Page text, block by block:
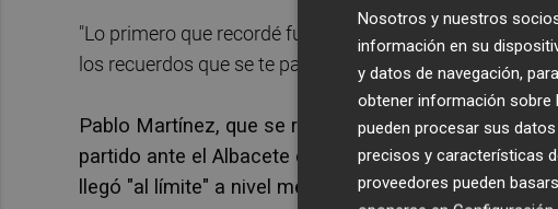
"Lo primero que recordé fue el momento de la lesión y
los recuerdos que se te pasan por la cabeza...", añadió.
Pablo Martínez, que se rompió el ligamento cruzado
partido ante el Albacete en el Ciutat de València,
llegó "al límite" a nivel mental.
Nosotros y nuestros
información en su
y datos de navegación,
obtener información sobre
pueden procesar sus
precisos y características
proveedores pueden